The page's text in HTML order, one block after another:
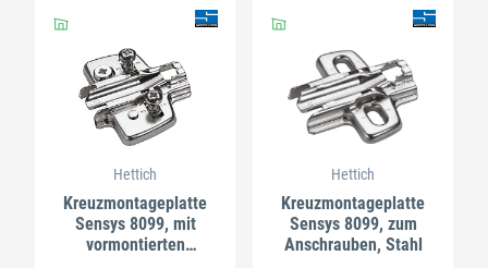
Hettich
Kreuzmontageplatte
Sensys 8099, mit
vormontierten
Hettich
Kreuzmontageplatte
Sensys 8099, zum
Anschrauben, Stahl